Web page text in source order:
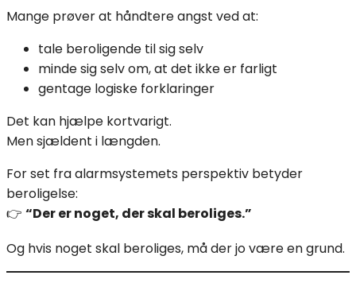
Mange prøver at håndtere angst ved at:
tale beroligende til sig selv
minde sig selv om, at det ikke er farligt
gentage logiske forklaringer
Det kan hjælpe kortvarigt.
Men sjældent i længden.
For set fra alarmsystemets perspektiv betyder
beroligelse:
👉 “Der er noget, der skal beroliges.”
Og hvis noget skal beroliges, må der jo være en grund.